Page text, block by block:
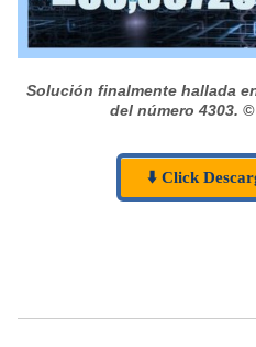
Solución finalmente hallada
del número 4303. ©
⬇️ Click